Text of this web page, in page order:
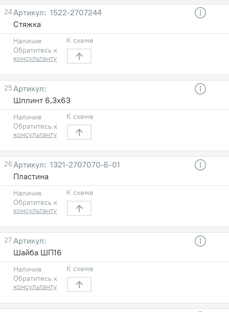
24
1522-2707244
Стяжка
Наличие
Обратитесь к
консультанту
К схеме
25
Шплинт 6,3х63
Наличие
Обратитесь к
консультанту
К схеме
26
1321-2707070-Б-01
Пластина
Наличие
Обратитесь к
консультанту
К схеме
27
Шайба ШП16
Наличие
Обратитесь к
консультанту
К схеме